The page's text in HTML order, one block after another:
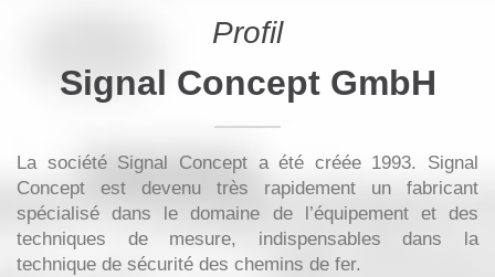
Profil
Signal Concept GmbH
La société Signal Concept a été créée 1993. Signal
Concept est devenu très rapidement un fabricant
spécialisé dans le domaine de l’équipement et des
techniques de mesure, indispensables dans la
technique de sécurité des chemins de fer.